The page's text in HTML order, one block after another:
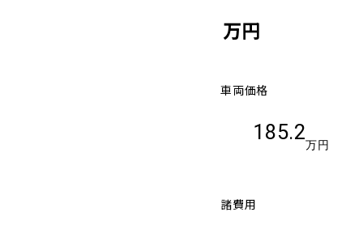
万円
車両価格
185.2
万円
諸費用